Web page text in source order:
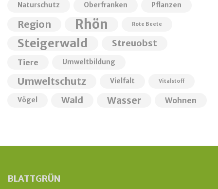
Naturschutz Oberfranken Pflanzen
Region Rhön Rote Beete
Steigerwald Streuobst
Tiere Umweltbildung
Umweltschutz Vielfalt Vitalstoff
Vögel Wald Wasser Wohnen
BLATTGRÜN